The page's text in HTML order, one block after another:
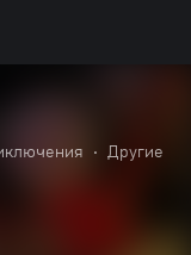
•
Другие